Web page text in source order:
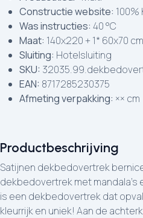
Productbeschrijving
Satijnen dekbedovertrek bernice
dekbedovertrek met mandala's
is een dekbedovertrek dat
kleurrijk en uniek! Aan de
Constructie website:
Was instructies: 40 °C
Maat: 140x220 + 1* 60x70 cm
Sluiting: Hotelsluiting
SKU:
EAN: 8717285230375
Afmeting verpakking: ×× cm